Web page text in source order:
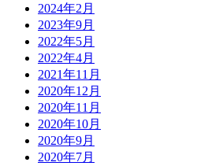
2024年2月
2023年9月
2022年5月
2022年4月
2021年11月
2020年12月
2020年11月
2020年10月
2020年9月
2020年7月